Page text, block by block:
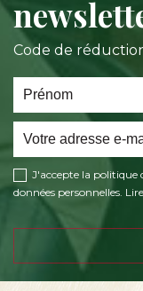
Code de
J'accepte la politique
données personnelles.